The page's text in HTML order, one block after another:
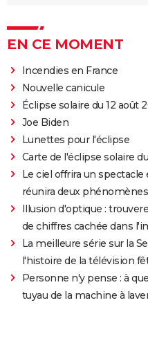
EN CE MOMENT
Incendies en France
Nouvelle canicule
Éclipse solaire du 12 août
Joe Biden
Lunettes pour l'éclipse
Carte de l'éclipse solaire
Le ciel offrira un
réunira deux
Illusion d'optique :
de chiffres cachée dans
La meilleure série sur la
l'histoire de la télévision
Personne n'y pense : à
tuyau de la machine à